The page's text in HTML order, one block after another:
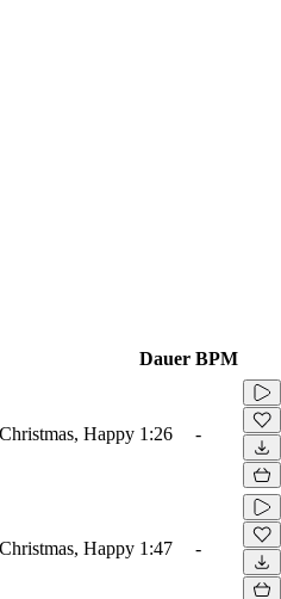
Dauer BPM
Happy 1:26 -
Happy 1:47 -